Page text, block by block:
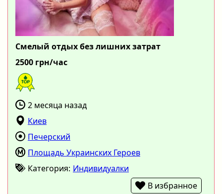
Смелый отдых без лишних затрат
2500 грн/час
2 месяца назад
Киев
Печерский
Площадь Украинских Героев
Категория: Индивидуалки
В избранное